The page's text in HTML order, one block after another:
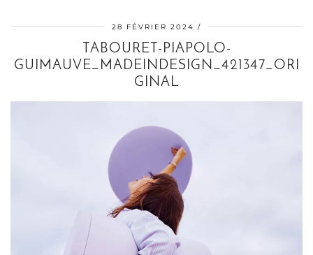
28 FÉVRIER 2024
TABOURET-PIAPOLO-
GUIMAUVE_MADEINDESIGN_421347_ORI
GINAL